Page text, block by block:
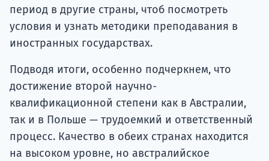
период в другие страны, чтоб посмотреть
условия и узнать методики преподавания в
иностранных государствах.
Подводя итоги, особенно подчеркнем, что
достижение второй научно-
квалификационной степени как в Австралии,
так и в Польше — трудоемкий и ответственный
процесс. Качество в обеих странах находится
на высоком уровне, но австралийское